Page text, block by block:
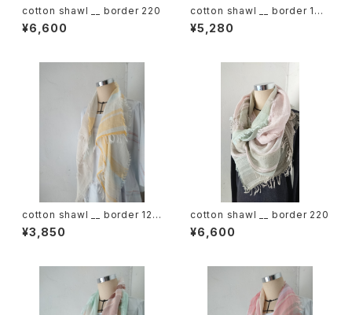
cotton shawl __ border 220
¥6,600
cotton shawl __ border 160
海嶺w
¥5,280
cotton shawl __ border 120
蒲公英w
¥3,850
cotton shawl __ border 220
¥6,600